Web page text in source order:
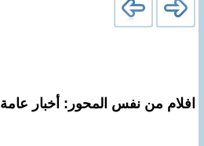
افلام من نفس المحور: أخبار عامة